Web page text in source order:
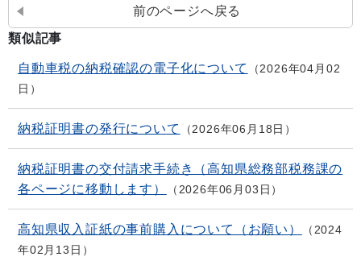
前のページへ戻る
類似記事
自動車税の納税確認の電子化について
2026年04月02
日
納税証明書の発行について 2026年06月18日
納税証明書の交付請求手続き（高知県総務部税務課の
各ページに移動します）
2026年06月03日
高知県収入証紙の事前購入について（お願い）
2024
年02月13日